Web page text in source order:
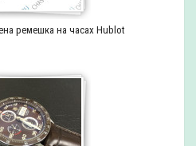
ремешка на часах Hublot